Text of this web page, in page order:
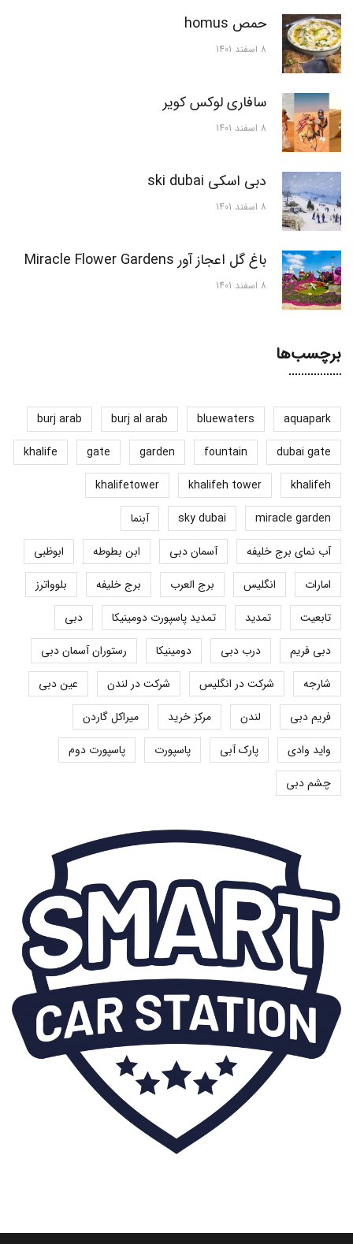
حمص homus
8 اسفند 1401
سافاری لوکس کویر
8 اسفند 1401
دبی اسکی ski dubai
8 اسفند 1401
باغ گل اعجاز آور Miracle Flower Gardens
8 اسفند 1401
برچسب‌ها
aquapark
bluewaters
burj al arab
burj arab
dubai gate
fountain
garden
gate
khalife
khalifeh
khalifeh tower
khalifetower
miracle garden
sky dubai
آبنما
آب نمای برج خلیفه
آسمان دبی ابن بطوطه
ابوظبی
امارات
انگلیس برج العرب برج خلیفه
بلوواترز
تابعیت
تمدید تمدید پاسپورت دومینیکا
دبی
دبی فریم
درب دبی دومینیکا
رستوران آسمان دبی
شارجه
شرکت در انگلیس شرکت در لندن
عین دبی
فریم دبی
لندن مرکز خرید
میراکل گاردن
واید وادی
پارک آبی پاسپورت
پاسپورت دوم
چشم دبی